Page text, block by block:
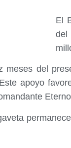
El
del
meses del
apoyo